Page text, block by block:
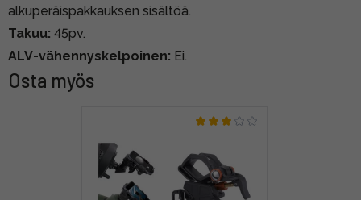
alkuperäispakkauksen sisältöä.
Takuu: 45pv.
ALV-vähennyskelpoinen: Ei.
Osta myös